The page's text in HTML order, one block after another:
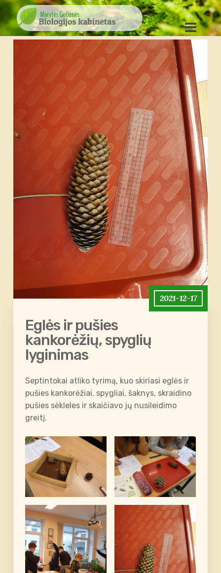
2021-12-17
Eglės ir pušies
kankorėžių, spyglių
lyginimas
Septintokai atliko tyrimą, kuo skiriasi eglės ir
pušies kankorėžiai, spygliai, šaknys, skraidino
pušies sėkleles ir skaičiavo jų nusileidimo
greitį.